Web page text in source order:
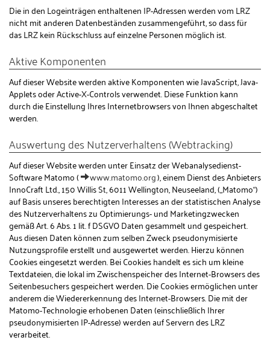
Die in den Logeinträgen enthaltenen IP-Adressen werden vom LRZ
nicht mit anderen Datenbeständen zusammengeführt, so dass für
das LRZ kein Rückschluss auf einzelne Personen möglich ist.
Aktive Komponenten
Auf dieser Website werden aktive Komponenten wie JavaScript, Java-
Applets oder Active-X-Controls verwendet. Diese Funktion kann
durch die Einstellung Ihres Internetbrowsers von Ihnen abgeschaltet
werden.
Auswertung des Nutzerverhaltens (Webtracking)
Auf dieser Website werden unter Einsatz der Webanalysedienst-
Software Matomo (
www.matomo.org), einem Dienst des Anbieters
InnoCraft Ltd., 150 Willis St, 6011 Wellington, Neuseeland, („Matomo“)
auf Basis unseres berechtigten Interesses an der statistischen Analyse
des Nutzerverhaltens zu Optimierungs- und Marketingzwecken
gemäß Art. 6 Abs. 1 lit. f DSGVO Daten gesammelt und gespeichert.
Aus diesen Daten können zum selben Zweck pseudonymisierte
Nutzungsprofile erstellt und ausgewertet werden. Hierzu können
Cookies eingesetzt werden. Bei Cookies handelt es sich um kleine
Textdateien, die lokal im Zwischenspeicher des Internet-Browsers des
Seitenbesuchers gespeichert werden. Die Cookies ermöglichen unter
anderem die Wiedererkennung des Internet-Browsers. Die mit der
Matomo-Technologie erhobenen Daten (einschließlich Ihrer
pseudonymisierten IP-Adresse) werden auf Servern des LRZ
verarbeitet.